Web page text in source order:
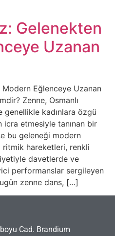
Gelenekten
Uzanan
Eğlenceye Uzanan
Zenne, Osmanlı
genellikle kadınlara özgü
icra etmesiyle tanınan bir
bu geleneği modern
ritmik hareketleri, renkli
davetlerde ve
performanslar sergileyen
zenne dans, […]
Cad. Brandium